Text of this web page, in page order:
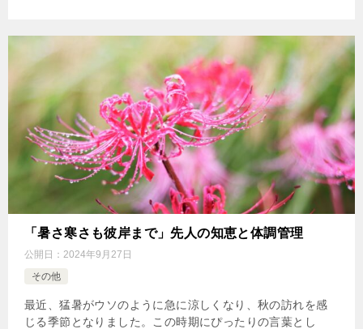
「暑さ寒さも彼岸まで」先人の知恵と体調管理
公開日： 2024年9月27日
その他
最近、猛暑がウソのように急に涼しくなり、秋の訪れを感
じる季節となりました。この時期にぴったりの言葉とし